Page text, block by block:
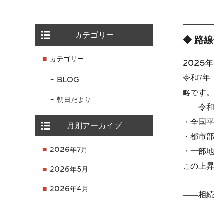
◆ 路線
2025年
令和7年
略です
――令和
・全国
・都市
・一部
この上
――相続
カテゴリー
カテゴリー
BLOG
朝日だより
月別アーカイブ
2026年7月
2026年5月
2026年4月